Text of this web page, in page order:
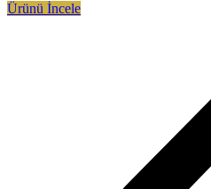
Ürünü İncele